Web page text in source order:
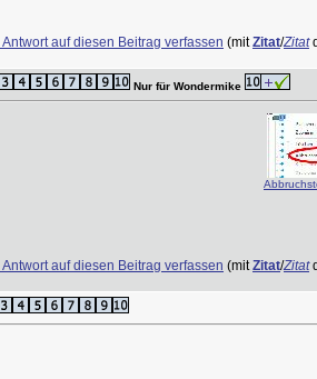
Antwort auf diesen Beitrag verfassen (mitZitat/Zitat
Nur für Wondermike
Antwort auf diesen Beitrag verfassen (mitZitat/Zitat